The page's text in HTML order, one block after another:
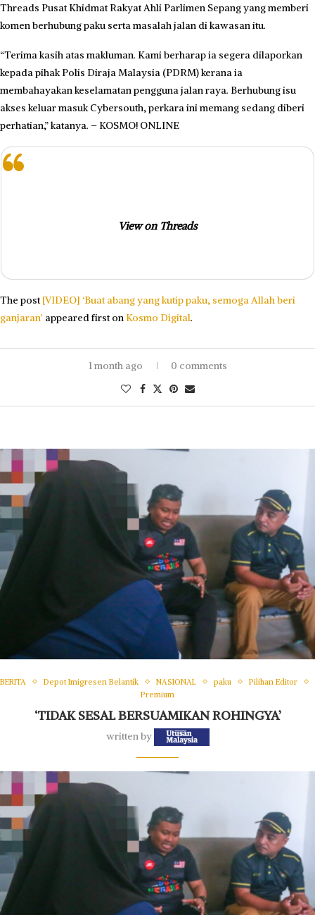
Threads Pusat Khidmat Rakyat Ahli Parlimen Sepang yang memberi
komen berhubung paku serta masalah jalan di kawasan itu.
“Terima kasih atas makluman. Kami berharap ia segera dilaporkan
kepada pihak Polis Diraja Malaysia (PDRM) kerana ia
membahayakan keselamatan pengguna jalan raya. Berhubung isu
akses keluar masuk Cybersouth, perkara ini memang sedang diberi
perhatian,” katanya. – KOSMO! ONLINE
View on Threads
The post[VIDEO] ‘Buat abang yang kutip paku, semoga Allah beri
ganjaran’ appeared first on Kosmo Digital.
1 month ago 0 comments
BERITA Depot Imigre­sen Belantik NASIONAL paku
Pilihan Editor
Premium
‘TIDAK SESAL BERSUAMIKAN ROHINGYA’
written by